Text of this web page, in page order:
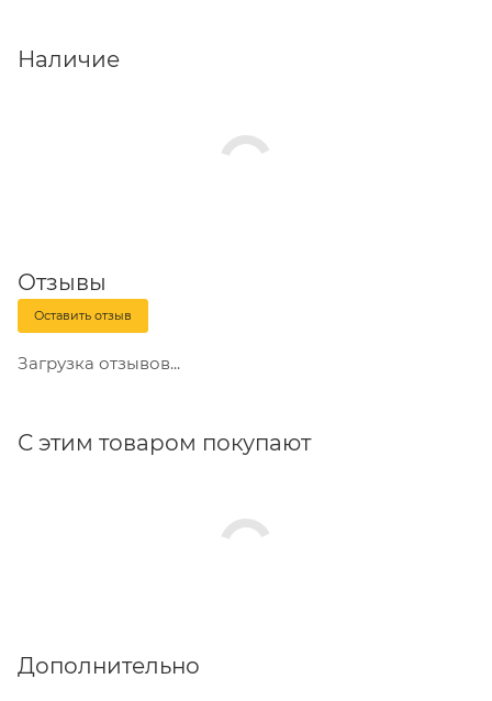
монтаже воздуховодов и других инженерных
используется для увеличения нагрузки основных
Наличие
Отзывы
Оставить отзыв
Загрузка отзывов...
С этим товаром покупают
Дополнительно